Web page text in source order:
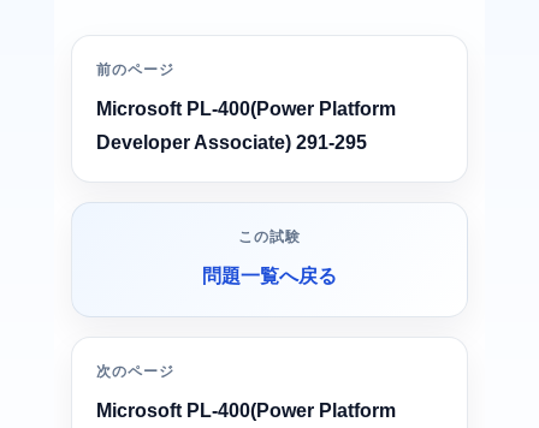
前のページ
Microsoft PL-400(Power Platform
Developer Associate) 291-295
この試験
問題一覧へ戻る
次のページ
Microsoft PL-400(Power Platform